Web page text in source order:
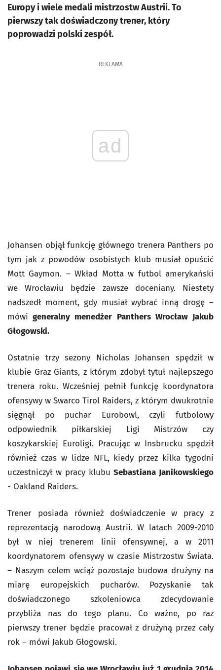
Europy i wiele medali mistrzostw Austrii. To
pierwszy tak doświadczony trener, który
poprowadzi polski zespół.
REKLAMA
ad
Johansen objął funkcję głównego trenera Panthers po
tym jak z powodów osobistych klub musiał opuścić
Mott Gaymon. – Wkład Motta w futbol amerykański
we Wrocławiu będzie zawsze doceniany. Niestety
nadszedł moment, gdy musiał wybrać inną drogę –
mówi generalny menedżer Panthers Wrocław Jakub
Głogowski.
Ostatnie trzy sezony Nicholas Johansen spędził w
klubie Graz Giants, z którym zdobył tytuł najlepszego
trenera roku. Wcześniej pełnił funkcję koordynatora
ofensywy w Swarco Tirol Raiders, z którym dwukrotnie
sięgnął po puchar Eurobowl, czyli futbolowy
odpowiednik piłkarskiej Ligi Mistrzów czy
koszykarskiej Euroligi. Pracując w Insbrucku spędził
również czas w lidze NFL, kiedy przez kilka tygodni
uczestniczył w pracy klubu Sebastiana Janikowskiego
- Oakland Raiders.
Trener posiada również doświadczenie w pracy z
reprezentacją narodową Austrii. W latach 2009-2010
był w niej trenerem linii ofensywnej, a w 2011
koordynatorem ofensywy w czasie Mistrzostw Świata.
– Naszym celem wciąż pozostaje budowa drużyny na
miarę europejskich pucharów. Pozyskanie tak
doświadczonego szkoleniowca zdecydowanie
przybliża nas do tego planu. Co ważne, po raz
pierwszy trener będzie pracował z drużyną przez cały
rok – mówi Jakub Głogowski.